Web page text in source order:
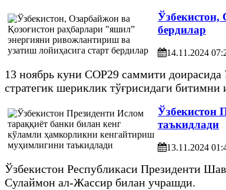
Ўзбекистон,
бердилар
14.11.2024
13 ноябрь куни COP29 саммити
стратегик шериклик тўғрисидаги
Ўзбекистон
таъкидлади
13.11.2024
Ўзбекистон Республикаси Президенти
Сулаймон ал-Жассир билан учрашди.